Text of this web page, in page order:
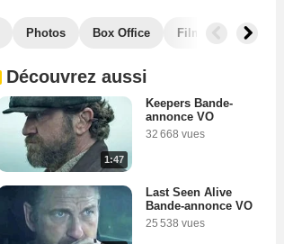
Photos Box Office Films similaires
Découvrez aussi
1:47
Keepers Bande-
annonce VO
32 668 vues
Last Seen Alive
Bande-annonce VO
25 538 vues